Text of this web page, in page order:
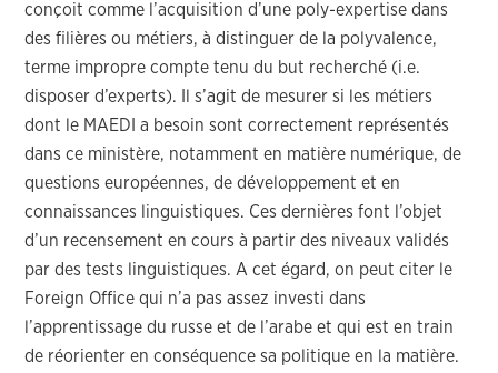
conçoit comme l’acquisition d’une poly-expertise dans
des filières ou métiers, à distinguer de la polyvalence,
terme impropre compte tenu du but recherché (i.e.
disposer d’experts). Il s’agit de mesurer si les métiers
dont le MAEDI a besoin sont correctement représentés
dans ce ministère, notamment en matière numérique, de
questions européennes, de développement et en
connaissances linguistiques. Ces dernières font l’objet
d’un recensement en cours à partir des niveaux validés
par des tests linguistiques. A cet égard, on peut citer le
Foreign Office qui n’a pas assez investi dans
l’apprentissage du russe et de l’arabe et qui est en train
de réorienter en conséquence sa politique en la matière.